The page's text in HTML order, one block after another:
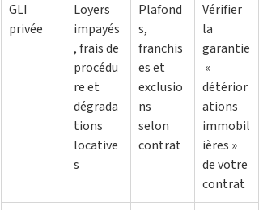
GLI
privée
Loyers
impayés
, frais de
procédu
re et
dégrada
tions
locative
s
Plafond
s,
franchis
es et
exclusio
ns
selon
contrat
Vérifier
la
garantie
«
détérior
ations
immobil
ières »
de votre
contrat